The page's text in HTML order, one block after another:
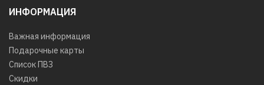
ИНФОРМАЦИЯ
Важная информация
Подарочные карты
Список ПВЗ
Скидки